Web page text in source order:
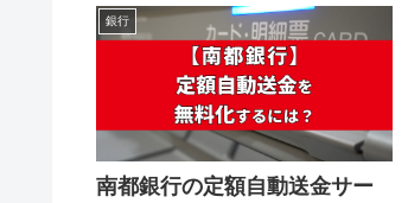
銀行
南都銀行の定額自動送金サー